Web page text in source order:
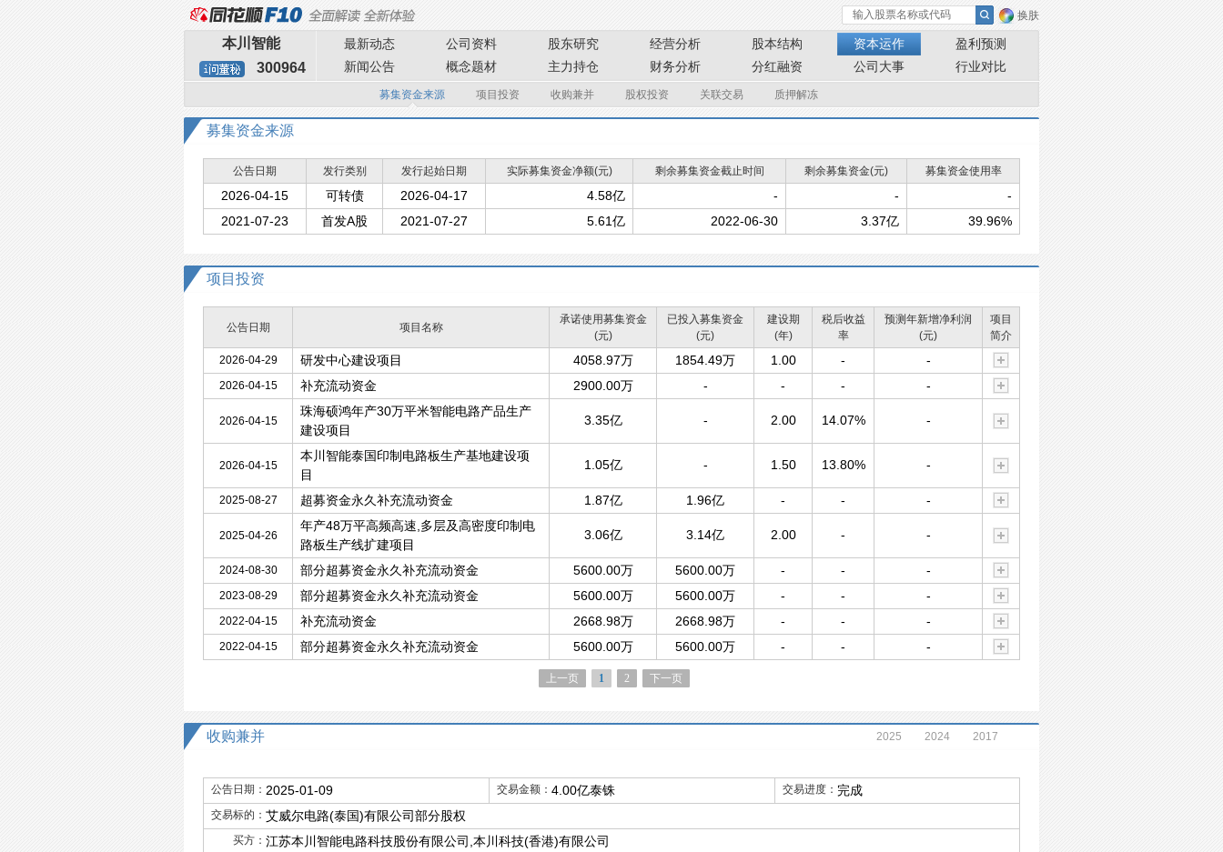
换肤
本川智能
300964
最新动态 公司资料 股东研究 经营分析 股本结构 资本运作
盈利预测
新闻公告
概念题材 主力持仓 财务分析 分红融资 公司大事 行业对比
募集资金来源 项目投资 收购兼并 股权投资 关联交易 质押解冻
募集资金来源
公告日期 发行类别 发行起始日期 实际募集资金净额(元) 剩余募集资金截止时间 剩余募集资金(元) 募集资金使用率
2026-04-15 可转债 2026-04-17 4.58亿 - -
-
2021-07-23
首发A股 2021-07-27 5.61亿 2022-06-30 3.37亿 39.96%
项目投资
公告日期 项目名称
承诺使用募集资金
(元)
已投入募集资金
(元)
建设期
(年)
税后收益
率
预测年新增净利润
(元)
项目
简介
2026-04-29
研发中心建设项目 4058.97万 1854.49万 1.00 - -
2026-04-15 补充流动资金 2900.00万 - - - -
2026-04-15
珠海硕鸿年产30万平米智能电路产品生产
建设项目
3.35亿 - 2.00 14.07% -
2026-04-15
本川智能泰国印制电路板生产基地建设项
目
1.05亿 - 1.50 13.80% -
2025-08-27 超募资金永久补充流动资金 1.87亿 1.96亿 - - -
2025-04-26
年产48万平高频高速,多层及高密度印制电
路板生产线扩建项目
3.06亿 3.14亿 2.00 - -
2024-08-30 部分超募资金永久补充流动资金 5600.00万 5600.00万 - - -
2023-08-29 部分超募资金永久补充流动资金 5600.00万 5600.00万 - - -
2022-04-15 补充流动资金 2668.98万 2668.98万 - - -
2022-04-15 部分超募资金永久补充流动资金 5600.00万 5600.00万 - - -
上一页 1 2 下一页
收购兼并 2025 2024 2017
公告日期： 2025-01-09 交易金额： 4.00亿泰铢 交易进度： 完成
交易标的： 艾威尔电路(泰国)有限公司部分股权
买方： 江苏本川智能电路科技股份有限公司,本川科技(香港)有限公司